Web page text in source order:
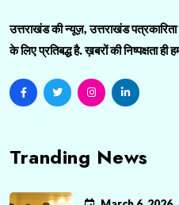
उत्तराखंड की न्यूज़, उत्तराखंड
के लिए प्रतिबद्ध है. ख़बरों की निष्पक्षता ही
Tranding News